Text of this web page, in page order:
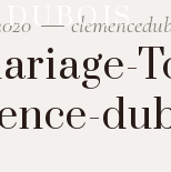
DUBOIS